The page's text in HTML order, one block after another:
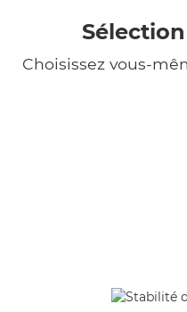
Choisissez vous-